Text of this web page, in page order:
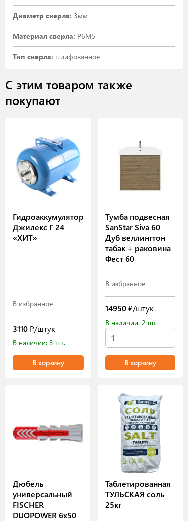
Диаметр сверла: 3мм
Материал сверла: P6M5
Тип сверла: шлифованное
С этим товаром также
покупают
Гидроаккумулятор
Джилекс Г 24
«ХИТ»
В избранное
3110₽/штук
В наличии: 3 шт.
В корзину
Тумба подвесная
SanStar Siva 60
Дуб веллингтон
табак + раковина
Фест 60
В избранное
14950₽/штук
В наличии: 2 шт.
В корзину
Дюбель
универсальный
FISCHER
DUOPOWER 6х50
Таблетированная
ТУЛЬСКАЯ соль
25кг